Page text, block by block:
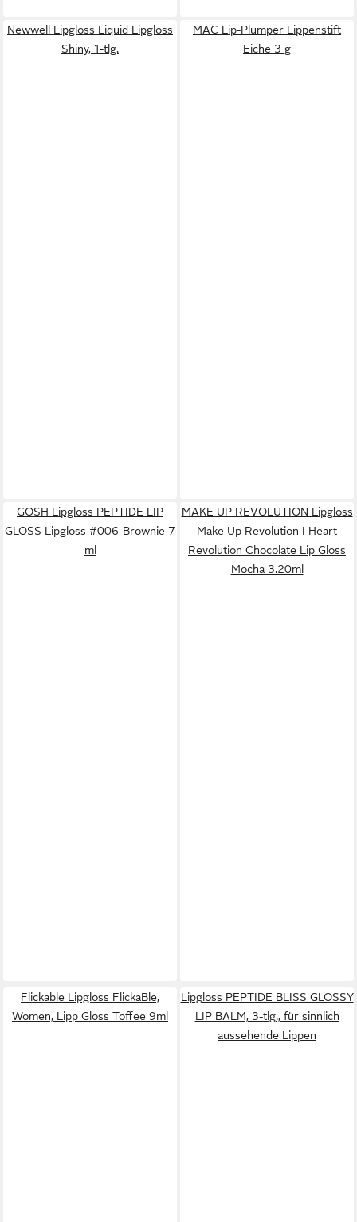
Newwell Lipgloss Liquid Lipgloss
Shiny, 1-tlg.
MAC Lip-Plumper Lippenstift
Eiche 3 g
GOSH Lipgloss PEPTIDE LIP
GLOSS Lipgloss #006-Brownie 7
ml
MAKE UP REVOLUTION Lipgloss
Make Up Revolution I Heart
Revolution Chocolate Lip Gloss
Mocha 3.20ml
Flickable Lipgloss FlickaBle,
Women, Lipp Gloss Toffee 9ml
Lipgloss PEPTIDE BLISS GLOSSY
LIP BALM, 3-tlg., für sinnlich
aussehende Lippen